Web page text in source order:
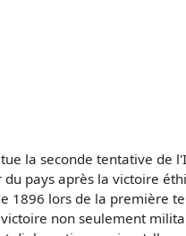
la seconde tentative de
du pays après la victoire
1896 lors de la première
non seulement